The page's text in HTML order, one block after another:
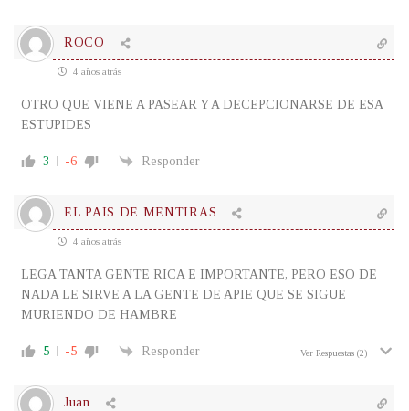
ROCO
4 años atrás
OTRO QUE VIENE A PASEAR Y A DECEPCIONARSE DE ESA
ESTUPIDES
3 -6 Responder
EL PAIS DE MENTIRAS
4 años atrás
LEGA TANTA GENTE RICA E IMPORTANTE, PERO ESO DE
NADA LE SIRVE A LA GENTE DE APIE QUE SE SIGUE
MURIENDO DE HAMBRE
5 -5 Responder Ver Respuestas (2)
Juan